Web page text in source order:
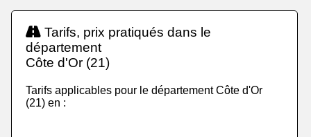
Tarifs, prix pratiqués dans le
département
Côte d'Or (21)
Tarifs applicables pour le département Côte d'Or
(21) en :